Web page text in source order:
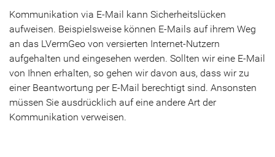
Kommunikation via E-Mail kann Sicherheitslücken
aufweisen. Beispielsweise können E-Mails auf ihrem Weg
an das LVermGeo von versierten Internet-Nutzern
aufgehalten und eingesehen werden. Sollten wir eine E-Mail
von Ihnen erhalten, so gehen wir davon aus, dass wir zu
einer Beantwortung per E-Mail berechtigt sind. Ansonsten
müssen Sie ausdrücklich auf eine andere Art der
Kommunikation verweisen.